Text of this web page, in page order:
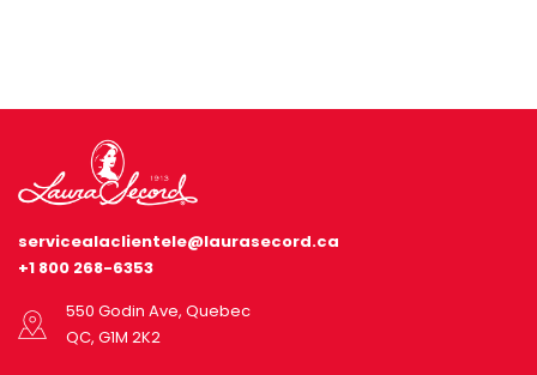
servicealaclientele@laurasecord.ca
+1 800 268-6353
550 Godin Ave, Quebec
QC, G1M 2K2